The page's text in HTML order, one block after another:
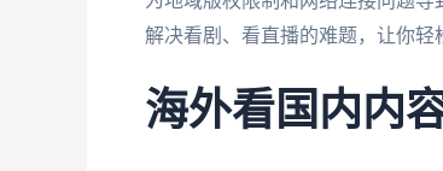
解决看剧、看直播的难题，让你轻
海外看国内内